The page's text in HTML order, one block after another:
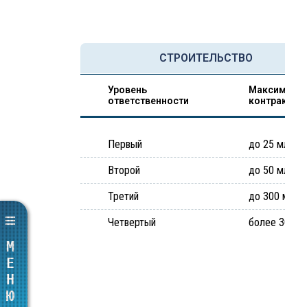
СТРОИТЕЛЬСТВО
Уровень
ответственности
Первый до 25
Второй
до 50
Третий
до 300
Четвертый
более
МЕНЮ